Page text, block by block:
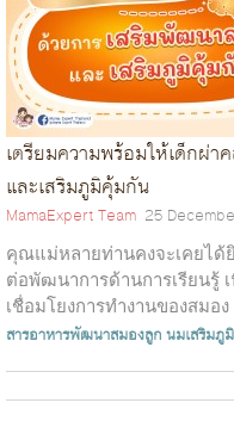
เตรียมความพร้อมให้เด็กผ่
และเสริมภูมิคุ้มกัน
MamaExpert Team 25
คุณแม่หลายท่านคงจะเคยได้
ต่อพัฒนาการด้านการเรียนรู้
เชื่อมโยงการทำงานของสมอ
จากเด็กคลอดธรรมชาติ...
สารอาหารพัฒนาสมองลูกนมเสริมภู